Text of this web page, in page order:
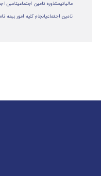
مالياتيمشاوره تامین اجتماعیتامین
تامین اجتماعیانجام کلیه امور بیمه